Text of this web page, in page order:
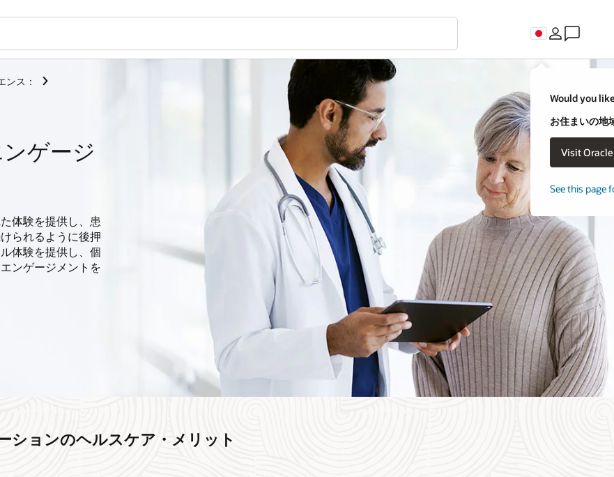
Would you
お住まいの地
Visit
See this page
ンス：
ゲージ
体験を提供し、患
られるように後押
体験を提供し、個
ンゲージメントを
ションのヘルスケア・メリット